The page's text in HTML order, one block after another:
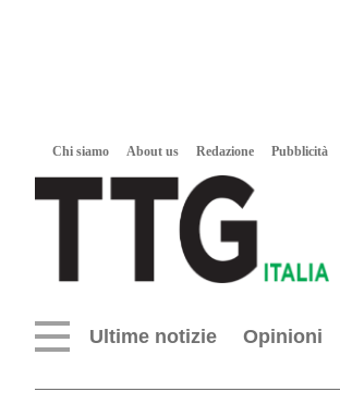
Chi siamo About us Redazione Pubblicità
Ultime notizie Opinioni